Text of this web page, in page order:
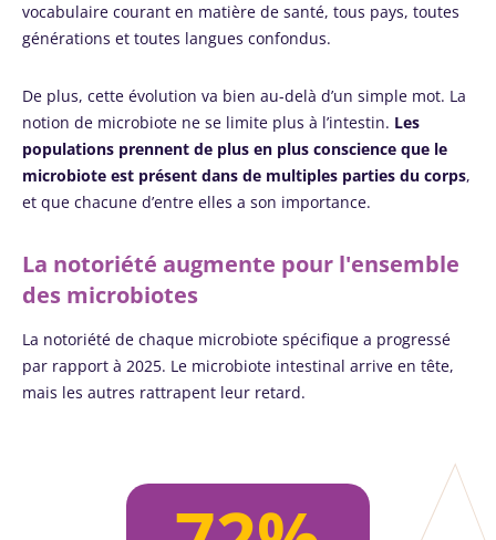
vocabulaire courant en matière de santé, tous pays, toutes
générations et toutes langues confondus.
De plus, cette évolution va bien au-delà d’un simple mot. La
notion de microbiote ne se limite plus à l’intestin. Les
populations prennent de plus en plus conscience que le
microbiote est présent dans de multiples parties du corps,
et que chacune d’entre elles a son importance.
La notoriété augmente pour l'ensemble
des microbiotes
La notoriété de chaque microbiote spécifique a progressé
par rapport à 2025. Le microbiote intestinal arrive en tête,
mais les autres rattrapent leur retard.